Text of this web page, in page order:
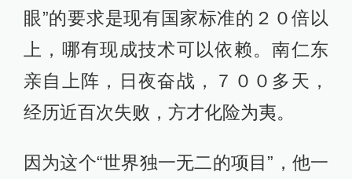
眼”的要求是现有国家标准的２０倍以
上，哪有现成技术可以依赖。南仁东
亲自上阵，日夜奋战，７００多天，
经历近百次失败，方才化险为夷。
因为这个“世界独一无二的项目”，他一